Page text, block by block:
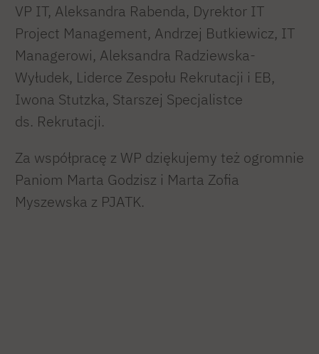
VP IT, Aleksandra Rabenda, Dyrektor IT
Project Management, Andrzej Butkiewicz, IT
Managerowi, Aleksandra Radziewska-
Wyłudek, Liderce Zespołu Rekrutacji i EB,
Iwona Stutzka, Starszej Specjalistce
ds. Rekrutacji.
Za współpracę z WP dziękujemy też ogromnie
Paniom Marta Godzisz i Marta Zofia
Myszewska z PJATK.